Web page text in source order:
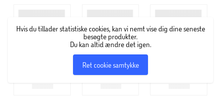
Hvis du tillader statistiske cookies, kan vi nemt vise dig dine seneste
besøgte produkter.
Du kan altid ændre det igen.
Ret cookie samtykke